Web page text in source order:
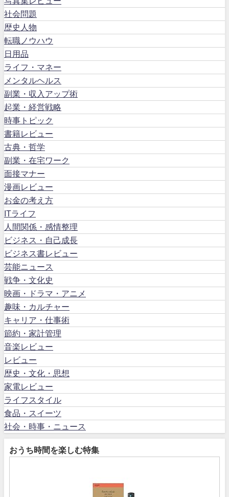
社会問題
歴史人物
転職ノウハウ
日用品
ライフ・マネー
メンタルヘルス
副業・収入アップ術
起業・経営戦略
時事トピック
書籍レビュー
古典・哲学
副業・在宅ワーク
面接マナー
漫画レビュー
お金の考え方
ITライフ
人間関係・感情整理
ビジネス・自己成長
ビジネス書レビュー
芸能ニュース
戦争・文化史
映画・ドラマ・アニメ
趣味・カルチャー
キャリア・仕事術
節約・家計管理
音楽レビュー
レビュー
歴史・文化・思想
家電レビュー
ライフスタイル
食品・スイーツ
社会・時事・ニュース
おうち時間を楽しむ特集